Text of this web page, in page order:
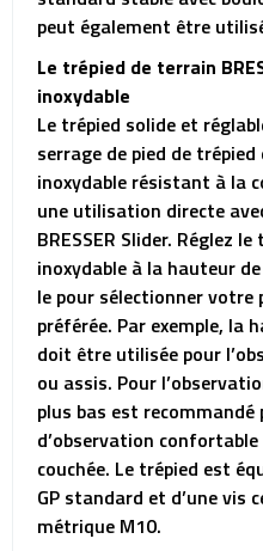
peut également être
Le trépied de terrain
inoxydable
Le trépied solide et
serrage de pied de
inoxydable résistant à la
une utilisation directe
BRESSER Slider. Réglez
inoxydable à la hauteur
le pour sélectionner votre
préférée. Par exemple, la
doit être utilisée pour
ou assis. Pour
plus bas est
d’observation
couchée. Le trépied est
GP standard et d’une vis
métrique M10.